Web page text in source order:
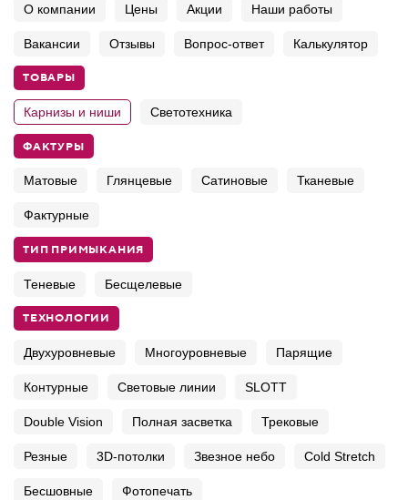
О компании Цены Акции Наши работы
Вакансии Отзывы Вопрос-ответ Калькулятор
ТОВАРЫ
Карнизы и ниши Светотехника
ФАКТУРЫ
Матовые Глянцевые Сатиновые Тканевые
Фактурные
ТИП ПРИМЫКАНИЯ
Теневые Бесщелевые
ТЕХНОЛОГИИ
Двухуровневые Многоуровневые Парящие
Контурные Световые линии SLOTT
Double Vision Полная засветка Трековые
Резные 3D-потолки Звезное небо Cold Stretch
Бесшовные Фотопечать